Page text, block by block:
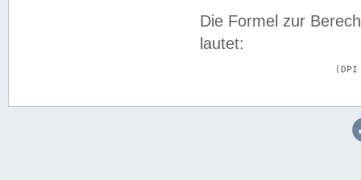
Die Formel zur
lautet: